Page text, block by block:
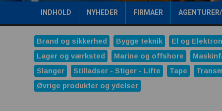
INDHOLD NYHEDER FIRMAER
Brand og sikkerhed Bygge teknik El og
Lager og værksted
Marine og offshore
Slanger
Stilladser - Stiger - Lifte Tape
Øvrige produkter og ydelser